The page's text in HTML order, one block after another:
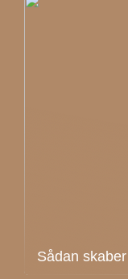
Sådan